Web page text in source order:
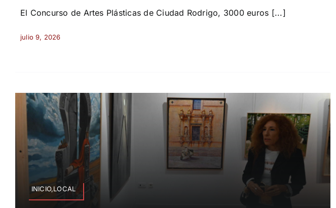
El Concurso de Artes Plásticas de Ciudad Rodrigo, 3000 euros [...]
julio 9, 2026
INICIO,LOCAL